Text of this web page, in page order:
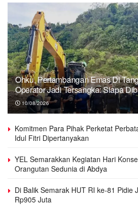
Ohku, Pertambangan Emas Di
Operator Jadi Tersangka: Siapa
10/08/2026
Komitmen Para Pihak Perketat
Idul Fitri Dipertanyakan
YEL Semarakkan Kegiatan Hari
Orangutan Sedunia di Abdya
Di Balik Semarak HUT RI ke-81 Pidie
Rp905 Juta